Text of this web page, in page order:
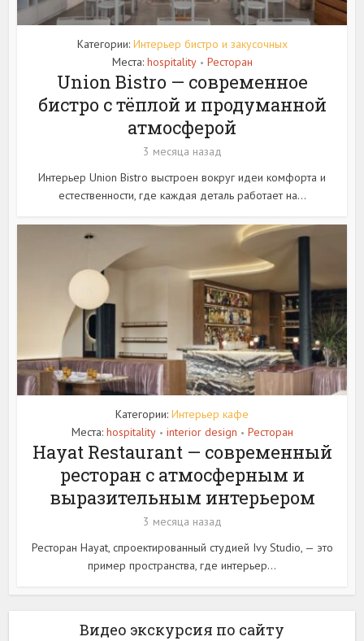
Категории: Интерьер бистро и закусочных
Места: hospitality • Ресторан
Union Bistro — современное
бистро с тёплой и продуманной
атмосферой
3 месяца назад
Интерьер Union Bistro выстроен вокруг идеи комфорта и
естественности, где каждая деталь работает на...
Категории: Интерьер кафе
Места: hospitality • interior design • Ресторан
Hayat Restaurant — современный
ресторан с атмосферным и
выразительным интерьером
3 месяца назад
Ресторан Hayat, спроектированный студией Ivy Studio, — это
пример пространства, где интерьер...
Видео экскурсия по сайту